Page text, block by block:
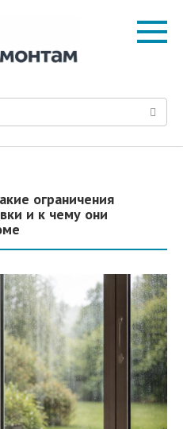
ограничения
и к чему они